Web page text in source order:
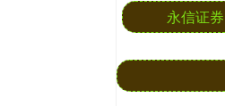
永信证券